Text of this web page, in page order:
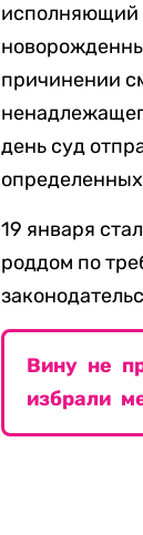
исполняющий
причинении
день суд
19 января
роддом по
Вину не
избрали